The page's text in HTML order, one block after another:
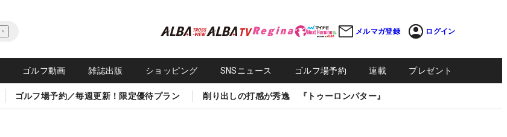
メルマガ登録 ログイン
ゴルフ動画 雑誌出版 ショッピング SNSニュース ゴルフ場予約 連載 プレゼント
ゴルフ場予約／毎週更新！限定優待プラン 削り出しの打感が秀逸 『トゥーロンパター』